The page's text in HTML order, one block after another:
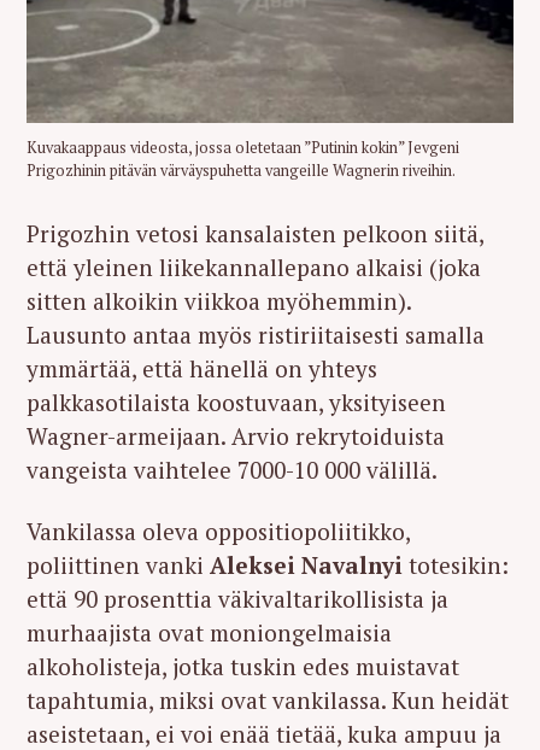
Kuvakaappaus videosta, jossa oletetaan ”Putinin kokin” Jevgeni
Prigozhinin pitävän värväyspuhetta vangeille Wagnerin riveihin.
Prigozhin vetosi kansalaisten pelkoon siitä,
että yleinen liikekannallepano alkaisi (joka
sitten alkoikin viikkoa myöhemmin).
Lausunto antaa myös ristiriitaisesti samalla
ymmärtää, että hänellä on yhteys
palkkasotilaista koostuvaan, yksityiseen
Wagner-armeijaan. Arvio rekrytoiduista
vangeista vaihtelee 7000-10 000 välillä.
Vankilassa oleva oppositiopoliitikko,
poliittinen vanki Aleksei Navalnyi totesikin:
että 90 prosenttia väkivaltarikollisista ja
murhaajista ovat moniongelmaisia
alkoholisteja, jotka tuskin edes muistavat
tapahtumia, miksi ovat vankilassa. Kun heidät
aseistetaan, ei voi enää tietää, kuka ampuu ja